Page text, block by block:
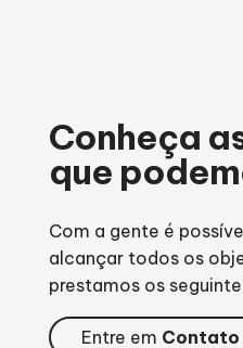
Conheça
que
Com a gente é
alcançar todos os
prestamos os
Entre em Contato